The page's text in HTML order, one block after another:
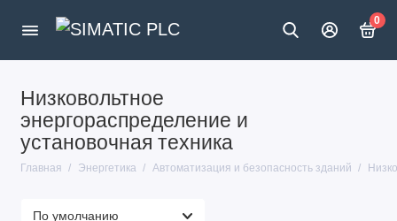
0
Низковольтное
энергораспределение и
установочная техника
Главная Энергетика Автоматизация и безопасность зданий